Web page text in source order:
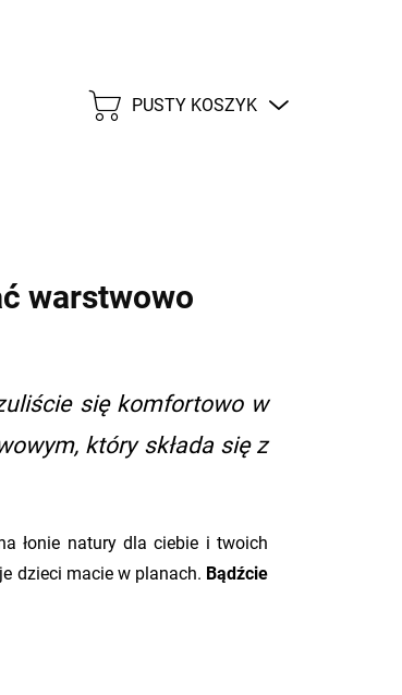
KOSZYK
PUSTY KOSZYK
warstwowo
się komfortowo w
który składa się z
łonie natury dla ciebie i twoich
dzieci macie w planach. Bądźcie